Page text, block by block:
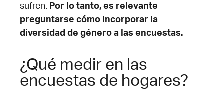
sufren. Por lo tanto, es relevante
preguntarse cómo incorporar la
diversidad de género a las encuestas.
¿Qué medir en las
encuestas de hogares?